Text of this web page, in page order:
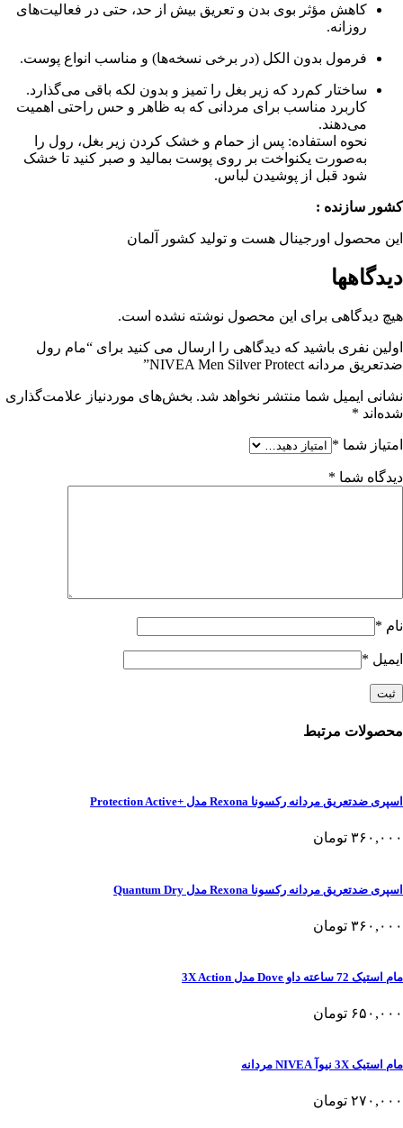
کاهش مؤثر بوی بدن و تعریق بیش از حد، حتی در فعالیت‌های
روزانه.
فرمول بدون الکل (در برخی نسخه‌ها) و مناسب انواع پوست.
ساختار کم‌رد که زیر بغل را تمیز و بدون لکه باقی می‌گذارد.
کاربرد مناسب برای مردانی که به ظاهر و حس راحتی اهمیت
می‌دهند.
نحوه استفاده: پس از حمام و خشک کردن زیر بغل، رول را
به‌صورت یکنواخت بر روی پوست بمالید و صبر کنید تا خشک
شود قبل از پوشیدن لباس.
کشور سازنده :
این محصول اورجینال هست و تولید کشور آلمان
دیدگاهها
هیچ دیدگاهی برای این محصول نوشته نشده است.
اولین نفری باشید که دیدگاهی را ارسال می کنید برای “مام رول
ضدتعریق مردانه NIVEA Men Silver Protect”
نشانی ایمیل شما منتشر نخواهد شد. بخش‌های موردنیاز علامت‌گذاری
شده‌اند *
امتیاز شما *
دیدگاه شما *
نام *
ایمیل *
محصولات مرتبط
اسپری ضدتعریق مردانه رکسونا Rexona مدل +Protection Active
۳۶۰,۰۰۰ تومان
اسپری ضدتعریق مردانه رکسونا Rexona مدل Quantum Dry
۳۶۰,۰۰۰ تومان
مام استیک 72 ساعته داو Dove مدل 3X Action
۶۵۰,۰۰۰ تومان
مام استیک 3X نیوآ NIVEA مردانه
۲۷۰,۰۰۰ تومان